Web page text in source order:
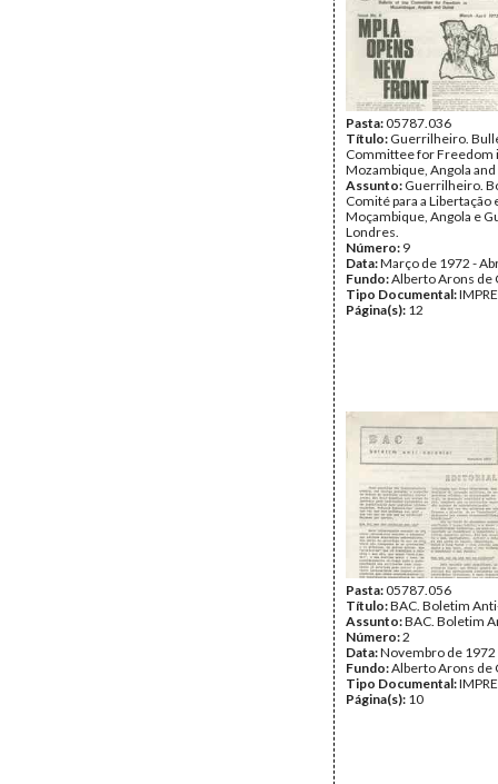
Pasta:05787.036
Título: Guerrilheiro.
Committee for Freedom
Mozambique, Angola
Assunto: Guerrilheiro.
Comité para a Libertação
Moçambique, Angola e
Londres.
Número: 9
Data:Março de 1972 -
Fundo:Alberto Arons de
Tipo Documental:
Página(s): 12
Pasta:05787.056
Título:BAC. Boletim
Assunto:BAC. Boletim
Número:2
Data:Novembro de 1972
Fundo:Alberto Arons de
Tipo Documental:
Página(s): 10